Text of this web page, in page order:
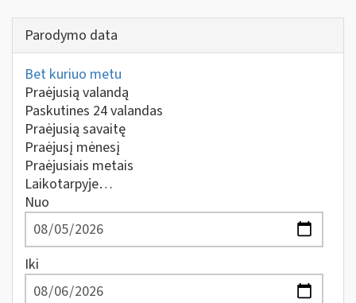
Parodymo data
Bet kuriuo metu
Praėjusią valandą
Paskutines 24 valandas
Praėjusią savaitę
Praėjusį mėnesį
Praėjusiais metais
Laikotarpyje…
Nuo
Iki